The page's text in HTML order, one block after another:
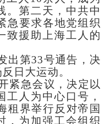
。第二天，中共中
急要求各地党组织
致援助上海工人的
出第33号通告，决
日大运动。
紧急会议，决定以
工人为中心口号，
租界举行反对帝国
，为加强工会组织